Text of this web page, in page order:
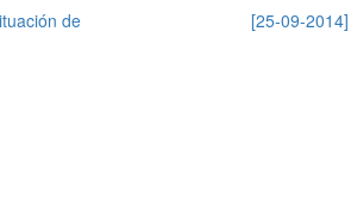
de
[25-09-